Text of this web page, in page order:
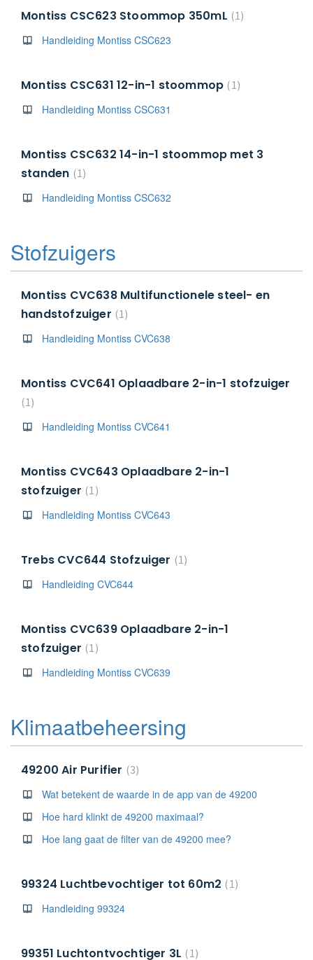
Montiss CSC623 Stoommop 350mL 1
Handleiding Montiss CSC623
Montiss CSC631 12-in-1 stoommop 1
Handleiding Montiss CSC631
Montiss CSC632 14-in-1 stoommop met 3
standen 1
Handleiding Montiss CSC632
Stofzuigers
Montiss CVC638 Multifunctionele steel- en
handstofzuiger 1
Handleiding Montiss CVC638
Montiss CVC641 Oplaadbare 2-in-1 stofzuiger
1
Handleiding Montiss CVC641
Montiss CVC643 Oplaadbare 2-in-1
stofzuiger 1
Handleiding Montiss CVC643
Trebs CVC644 Stofzuiger
1
Handleiding CVC644
Montiss CVC639 Oplaadbare 2-in-1
stofzuiger 1
Handleiding Montiss CVC639
Klimaatbeheersing
49200 Air Purifier
3
Wat betekent de waarde in de app van de 49200
Hoe hard klinkt de 49200 maximaal?
Hoe lang gaat de filter van de 49200 mee?
99324 Luchtbevochtiger tot 60m2
1
Handleiding 99324
99351 Luchtontvochtiger 3L
1